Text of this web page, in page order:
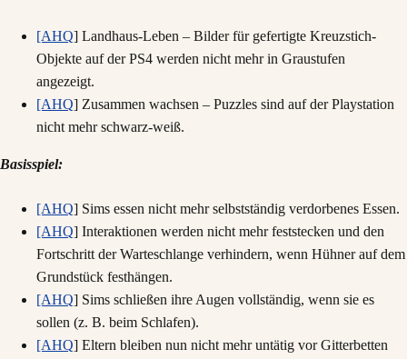
[AHQ] Landhaus-Leben – Bilder für gefertigte Kreuzstich-
Objekte auf der PS4 werden nicht mehr in Graustufen
angezeigt.
[AHQ] Zusammen wachsen – Puzzles sind auf der Playstation
nicht mehr schwarz-weiß.
Basisspiel:
[AHQ] Sims essen nicht mehr selbstständig verdorbenes Essen.
[AHQ] Interaktionen werden nicht mehr feststecken und den
Fortschritt der Warteschlange verhindern, wenn Hühner auf dem
Grundstück festhängen.
[AHQ] Sims schließen ihre Augen vollständig, wenn sie es
sollen (z. B. beim Schlafen).
[AHQ] Eltern bleiben nun nicht mehr untätig vor Gitterbetten